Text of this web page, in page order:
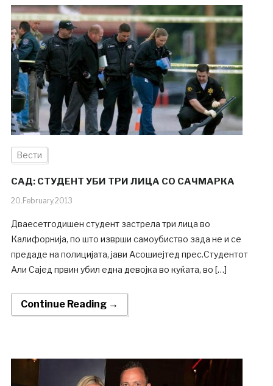
Вести
САД: СТУДЕНТ УБИ ТРИ ЛИЦА СО САЧМАРКА
20.February.2013
Дваесетгодишен студент застрела три лица во
Калифорнија, по што изврши самоубиство зада не и се
предаде на полицијата, јави Асошиејтед прес.Студентот
Али Сајед првин убил една девојка во куќата, во […]
Continue Reading →